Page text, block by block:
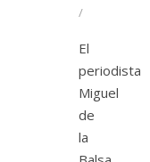
/
El
periodista
Miguel
de
la